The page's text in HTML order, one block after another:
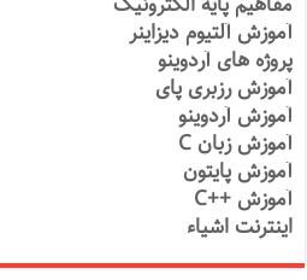
آموزش آلتیوم دیزاینر
پروژه های آردوینو
آموزش رزبری پای
آموزش آردوینو
آموزش زبان C
آموزش پایتون
آموزش ++C
اینترنت اشیاء